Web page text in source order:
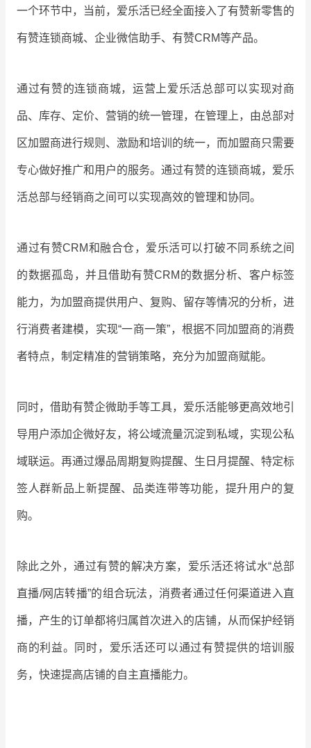
一个环节中，当前，爱乐活已经全面接入了有赞新零售的
有赞连锁商城、企业微信助手、有赞CRM等产品。
通过有赞的连锁商城，运营上爱乐活总部可以实现对商
品、库存、定价、营销的统一管理，在管理上，由总部对
区加盟商进行规则、激励和培训的统一，而加盟商只需要
专心做好推广和用户的服务。通过有赞的连锁商城，爱乐
活总部与经销商之间可以实现高效的管理和协同。
通过有赞CRM和融合仓，爱乐活可以打破不同系统之间
的数据孤岛，并且借助有赞CRM的数据分析、客户标签
能力，为加盟商提供用户、复购、留存等情况的分析，进
行消费者建模，实现“一商一策”，根据不同加盟商的消费
者特点，制定精准的营销策略，充分为加盟商赋能。
同时，借助有赞企微助手等工具，爱乐活能够更高效地引
导用户添加企微好友，将公域流量沉淀到私域，实现公私
域联运。再通过爆品周期复购提醒、生日月提醒、特定标
签人群新品上新提醒、品类连带等功能，提升用户的复
购。
除此之外，通过有赞的解决方案，爱乐活还将试水“总部
直播/网店转播”的组合玩法，消费者通过任何渠道进入直
播，产生的订单都将归属首次进入的店铺，从而保护经销
商的利益。同时，爱乐活还可以通过有赞提供的培训服
务，快速提高店铺的自主直播能力。